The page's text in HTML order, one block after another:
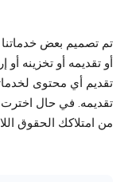
تم تصميم بعض
أو تقديمه أو تخزينه
تقديم أي محتوى
تقديمه. في حال اخترت
من امتلاكك الحقوق